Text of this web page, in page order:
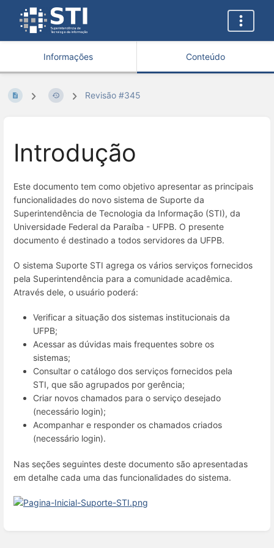
Informações Conteúdo
Revisão #345
Introdução
Este documento tem como objetivo apresentar as principais
funcionalidades do novo sistema de Suporte da
Superintendência de Tecnologia da Informação (STI), da
Universidade Federal da Paraíba - UFPB. O presente
documento é destinado a todos servidores da UFPB.
O sistema Suporte STI agrega os vários serviços fornecidos
pela Superintendência para a comunidade acadêmica.
Através dele, o usuário poderá:
Verificar a situação dos sistemas institucionais da
UFPB;
Acessar as dúvidas mais frequentes sobre os
sistemas;
Consultar o catálogo dos serviços fornecidos pela
STI, que são agrupados por gerência;
Criar novos chamados para o serviço desejado
(necessário login);
Acompanhar e responder os chamados criados
(necessário login).
Nas seções seguintes deste documento são apresentadas
em detalhe cada uma das funcionalidades do sistema.